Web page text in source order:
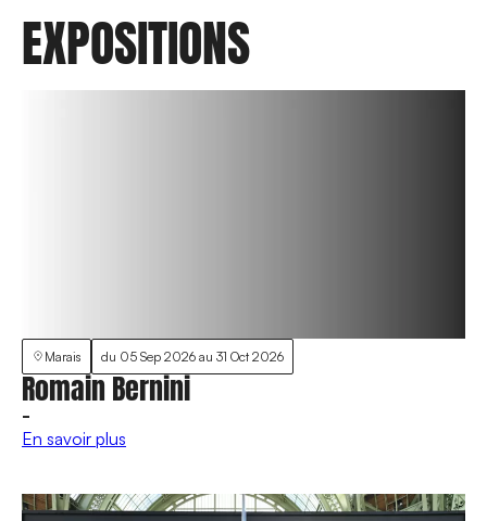
EXPOSITIONS
Marais du 05 Sep 2026 au 31 Oct 2026
Romain Bernini
-
En savoir plus